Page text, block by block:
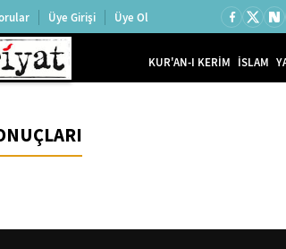
Üye Girişi Üye Ol
KUR'AN-I KERİM İSLAM